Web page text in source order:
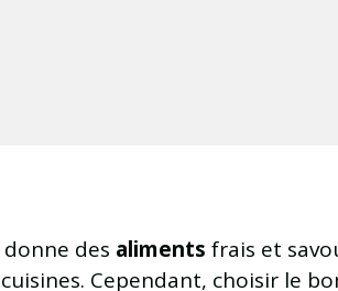
donne des aliments frais et
Cependant, choisir le